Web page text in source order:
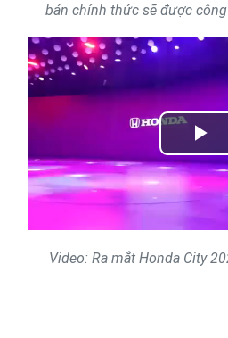
bán chính thức sẽ được
Video: Ra mắt Honda City